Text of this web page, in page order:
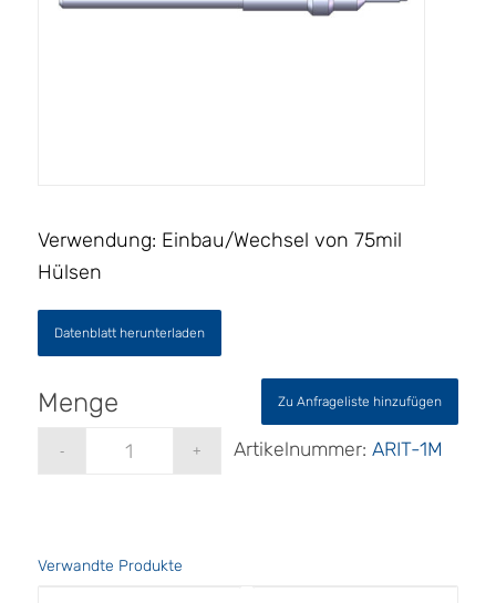
Verwendung: Einbau/Wechsel von 75mil
Hülsen
Datenblatt herunterladen
Zu Anfrageliste hinzufügen
Artikelnummer:ARIT-1M
Verwandte Produkte